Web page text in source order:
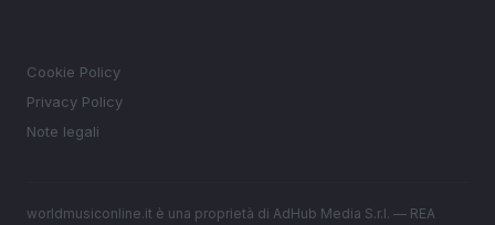
Cookie Policy
Privacy Policy
Note legali
worldmusiconline.it è una proprietà di AdHub Media S.r.l. — REA